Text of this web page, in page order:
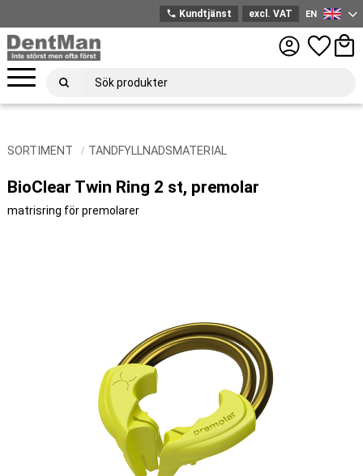
Menu
phone Kundtjänst excl. VAT
English
EN
Favorites
SORTIMENT TANDFYLLNADSMATERIAL
BioClear Twin Ring 2 st, premolar
matrisring för premolarer